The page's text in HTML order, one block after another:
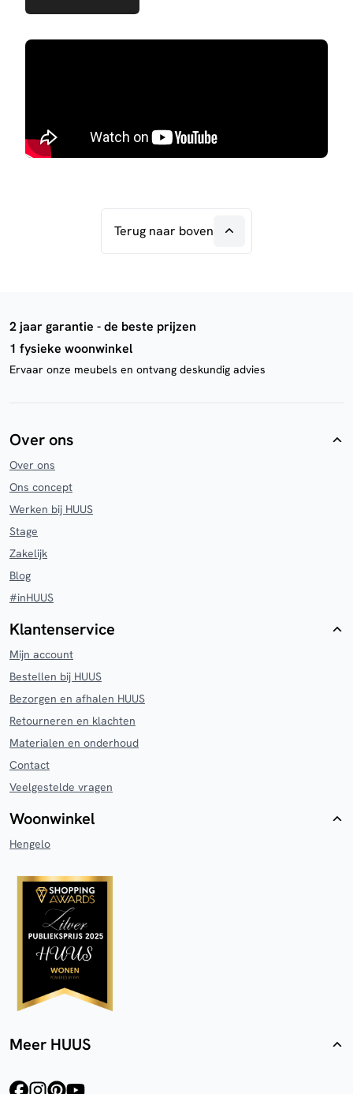
Terug naar boven
2 jaar garantie - de beste prijzen
1 fysieke woonwinkel
Ervaar onze meubels en ontvang deskundig advies
Over ons
Over ons
Ons concept
Werken bij HUUS
Stage
Zakelijk
Blog
#inHUUS
Klantenservice
Mijn account
Bestellen bij HUUS
Bezorgen en afhalen HUUS
Retourneren en klachten
Materialen en onderhoud
Contact
Veelgestelde vragen
Woonwinkel
Hengelo
Meer HUUS